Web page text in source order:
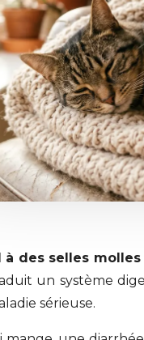
des selles
un système
sérieuse.